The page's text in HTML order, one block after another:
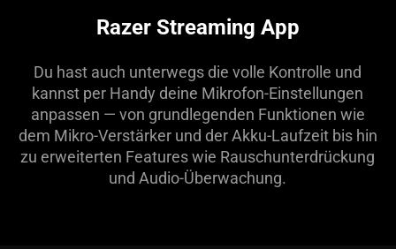
Razer Streaming App
Du hast auch unterwegs die volle Kontrolle und
kannst per Handy deine Mikrofon-Einstellungen
anpassen — von grundlegenden Funktionen wie
dem Mikro-Verstärker und der Akku-Laufzeit bis hin
zu erweiterten Features wie Rauschunterdrückung
und Audio-Überwachung.